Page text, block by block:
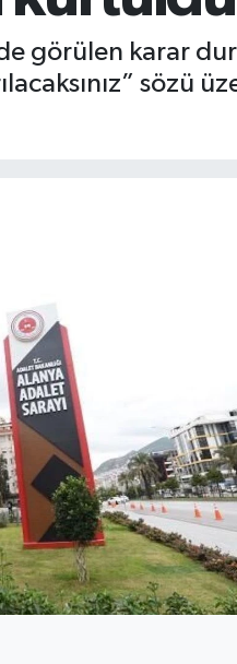
görülen karar
sözü